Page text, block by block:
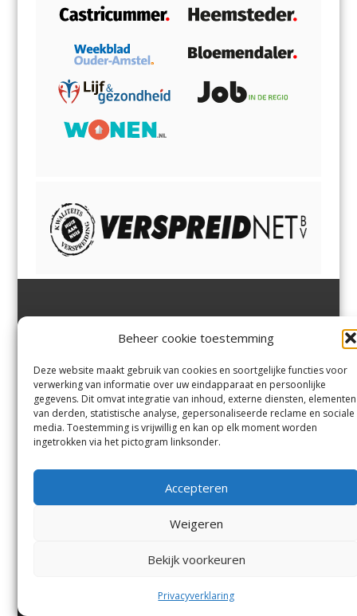
Beheer cookie toestemming
Deze website maakt gebruik van cookies en soortgelijke functies voor
verwerking van informatie over uw eindapparaat en persoonlijke
gegevens. Dit omvat integratie van inhoud, externe diensten, elementen
van derden, statistische analyse, gepersonaliseerde reclame en sociale
media. Toestemming is vrijwillig en kan op elk moment worden
ingetrokken via het pictogram linksonder.
Accepteren
Weigeren
Bekijk voorkeuren
Privacyverklaring
Margadantstraat 34
0255-533900
info@jutter.nlofinfo@hofgee
st.nl
Velserbroek,Velsen-Zuid,
Zuid,Driehuisen
Spaarnwoude.
Contact
Andere uitgaven
Voorwaarden
© Kennemerland Pers B.V.